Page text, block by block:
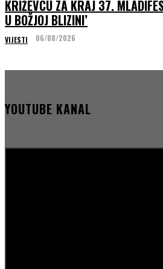
KRIŽEVCU ZA KRAJ 37.
U BOŽJOJ BLIZINI’
VIJESTI 06/08/2026
YOUTUBE KANAL